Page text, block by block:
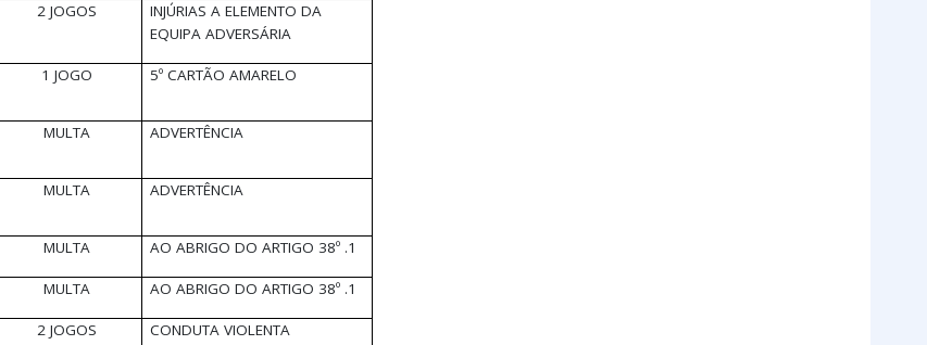
2 JOGOS
INJÚRIAS A ELEMENTO DA
EQUIPA ADVERSÁRIA
1 JOGO 5º CARTÃO AMARELO
MULTA ADVERTÊNCIA
MULTA ADVERTÊNCIA
MULTA AO ABRIGO DO ARTIGO 38º .1
MULTA AO ABRIGO DO ARTIGO 38º .1
2 JOGOS CONDUTA VIOLENTA